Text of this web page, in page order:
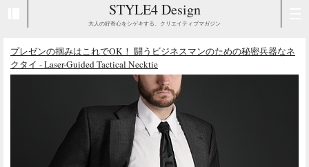
STYLE4 Design
大人の好奇心をシゲキする、クリエイティブマガジン
プレゼンの掴みはこれでOK！ 闘うビジネスマンのための秘密兵器なネ
クタイ - Laser-Guided Tactical Necktie